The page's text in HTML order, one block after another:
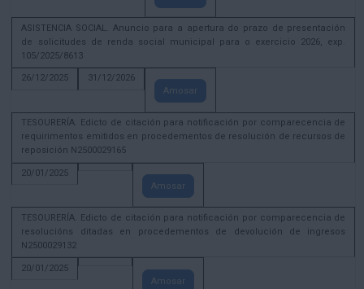
ASISTENCIA SOCIAL. Anuncio para a apertura do prazo de presentación
de solicitudes de renda social municipal para o exercicio 2026, exp.
105/2025/8613
26/12/2025
31/12/2026
Amosar
TESOURERÍA. Edicto de citación para notificación por comparecencia de
requirimentos emitidos en procedementos de resolución de recursos de
reposición N2500029165
20/01/2025
Amosar
TESOURERÍA. Edicto de citación para notificación por comparecencia de
resolucións ditadas en procedementos de devolución de ingresos
N2500029132
20/01/2025
Amosar